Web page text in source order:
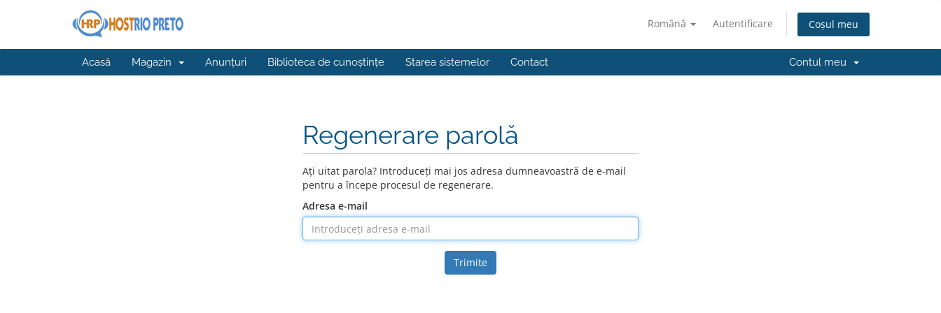
Română Autentificare Coșul meu
Acasă Magazin Anunțuri Biblioteca de cunoștințe Starea sistemelor Contact Contul meu
Regenerare parolă
Ați uitat parola? Introduceți mai jos adresa dumneavoastră de e-mail
pentru a începe procesul de regenerare.
Adresa e-mail
Trimite